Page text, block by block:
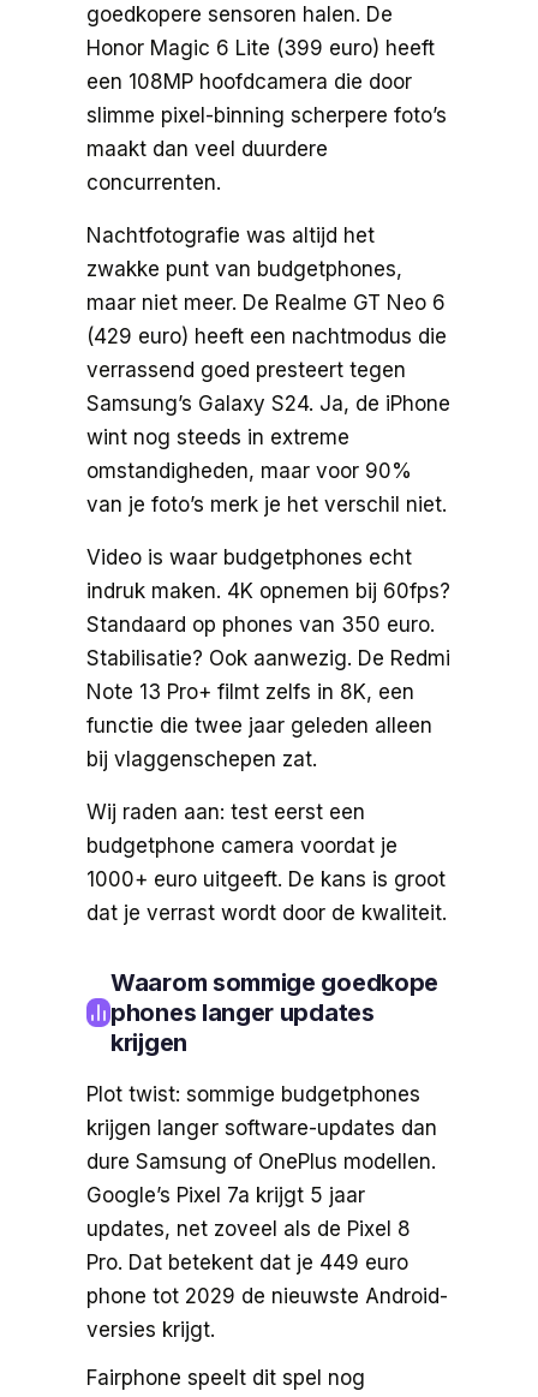
goedkopere sensoren halen. De
Honor Magic 6 Lite (399 euro) heeft
een 108MP hoofdcamera die door
slimme pixel-binning scherpere foto’s
maakt dan veel duurdere
concurrenten.
Nachtfotografie was altijd het
zwakke punt van budgetphones,
maar niet meer. De Realme GT Neo 6
(429 euro) heeft een nachtmodus die
verrassend goed presteert tegen
Samsung’s Galaxy S24. Ja, de iPhone
wint nog steeds in extreme
omstandigheden, maar voor 90%
van je foto’s merk je het verschil niet.
Video is waar budgetphones echt
indruk maken. 4K opnemen bij 60fps?
Standaard op phones van 350 euro.
Stabilisatie? Ook aanwezig. De Redmi
Note 13 Pro+ filmt zelfs in 8K, een
functie die twee jaar geleden alleen
bij vlaggenschepen zat.
Wij raden aan: test eerst een
budgetphone camera voordat je
1000+ euro uitgeeft. De kans is groot
dat je verrast wordt door de kwaliteit.
Waarom sommige goedkope
phones langer updates
krijgen
Plot twist: sommige budgetphones
krijgen langer software-updates dan
dure Samsung of OnePlus modellen.
Google’s Pixel 7a krijgt 5 jaar
updates, net zoveel als de Pixel 8
Pro. Dat betekent dat je 449 euro
phone tot 2029 de nieuwste Android-
versies krijgt.
Fairphone speelt dit spel nog